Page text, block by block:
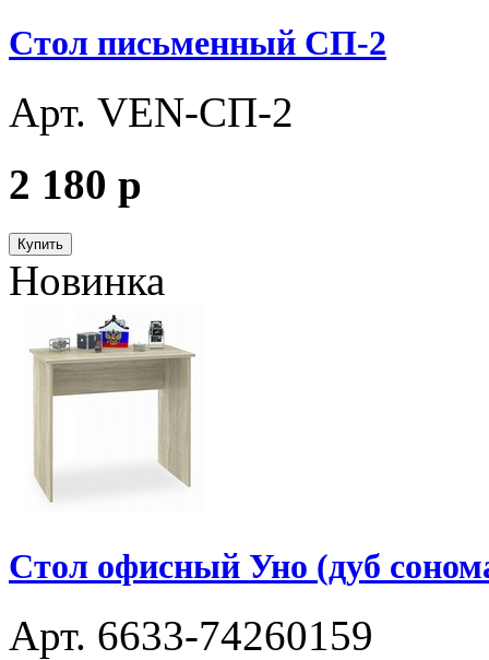
Стол письменный СП-2
Арт. VEN-СП-2
2 180 p
Купить
Новинка
Стол офисный Уно (дуб
Арт. 6633-74260159